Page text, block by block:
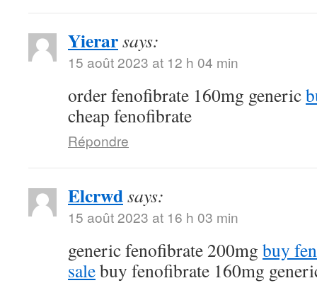
Yierarsays:
15 août 2023 at 12 h 04 min
order fenofibrate 160mg generic
cheap fenofibrate
Répondre
Elcrwdsays:
15 août 2023 at 16 h 03 min
generic fenofibrate 200mg buy
salebuy fenofibrate 160mg